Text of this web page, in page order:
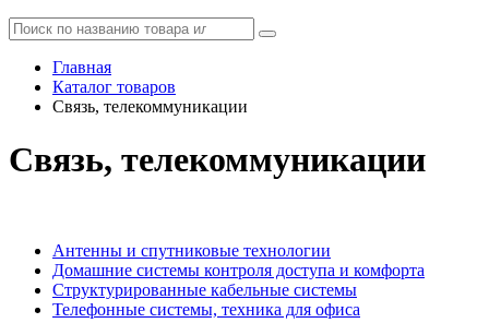
Главная
Каталог товаров
Связь, телекоммуникации
Связь, телекоммуникации
Антенны и спутниковые технологии
Домашние системы контроля доступа и комфорта
Структурированные кабельные системы
Телефонные системы, техника для офиса